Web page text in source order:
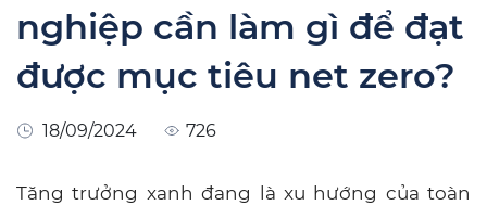
nghiệp cần làm gì để đạt
được mục tiêu net zero?
18/09/2024 726
Tăng trưởng xanh đang là xu hướng của toàn